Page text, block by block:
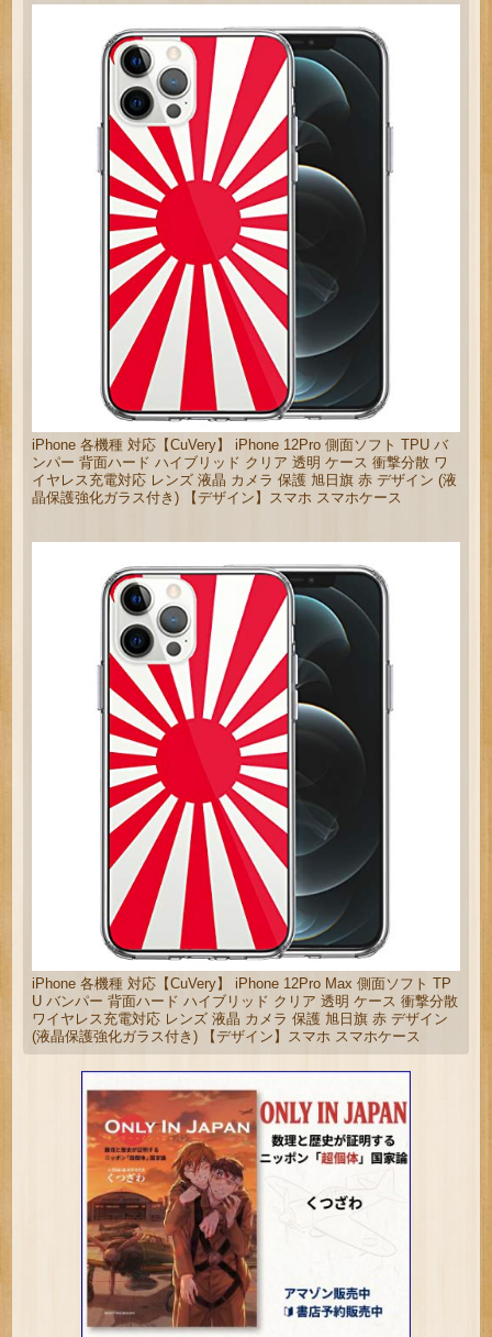
iPhone 各機種 対応【CuVery】 iPhone 12Pro 側面ソフト TPU バ
ンパー 背面ハード ハイブリッド クリア 透明 ケース 衝撃分散 ワ
イヤレス充電対応 レンズ 液晶 カメラ 保護 旭日旗 赤 デザイン (液
晶保護強化ガラス付き) 【デザイン】スマホ スマホケース
iPhone 各機種 対応【CuVery】 iPhone 12Pro Max 側面ソフト TP
U バンパー 背面ハード ハイブリッド クリア 透明 ケース 衝撃分散
ワイヤレス充電対応 レンズ 液晶 カメラ 保護 旭日旗 赤 デザイン
(液晶保護強化ガラス付き) 【デザイン】スマホ スマホケース